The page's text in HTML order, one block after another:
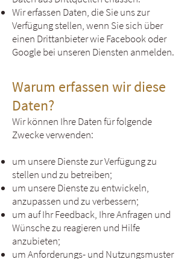
Wir erfassen Daten, die Sie uns zur
Verfügung stellen, wenn Sie sich über
einen Drittanbieter wie Facebook oder
Google bei unseren Diensten anmelden.
Warum erfassen wir diese
Daten?
Wir können Ihre Daten für folgende
Zwecke verwenden:
um unsere Dienste zur Verfügung zu
stellen und zu betreiben;
um unsere Dienste zu entwickeln,
anzupassen und zu verbessern;
um auf Ihr Feedback, Ihre Anfragen und
Wünsche zu reagieren und Hilfe
anzubieten;
um Anforderungs- und Nutzungsmuster